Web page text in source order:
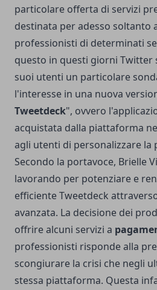
particolare offerta di servizi
destinata per adesso soltanto
professionisti di determinati
questo in questi giorni Twitter
suoi utenti un particolare
l'interesse in una nuova
Tweetdeck", ovvero
acquistata dalla piattaforma
agli utenti di personalizzare la
Secondo la portavoce, Brielle
lavorando per potenziare e
efficiente Tweetdeck
avanzata. La decisione dei
offrire alcuni servizi a
professionisti risponde alla
scongiurare la crisi che negli
stessa piattaforma. Questa